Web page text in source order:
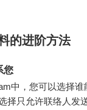
的进阶方法
您
中，您可以选择
择只允许联络人发